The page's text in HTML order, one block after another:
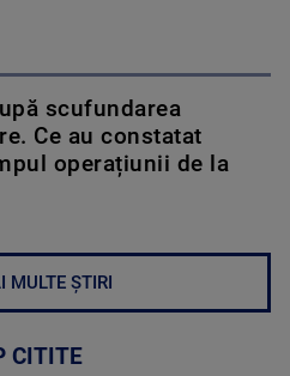
scufundarea
Ce au constatat
operațiunii de la
MULTE ȘTIRI
CITITE